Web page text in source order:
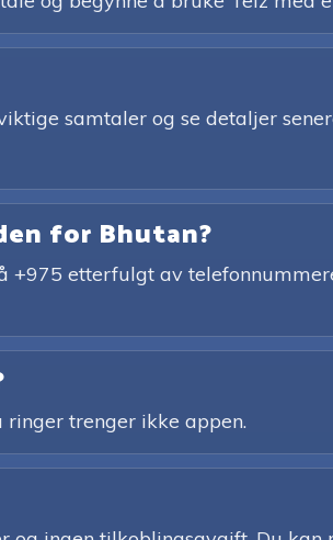
samtaler og se detaljer
for Bhutan?
+975 etterfulgt av
ringer trenger ikke appen.